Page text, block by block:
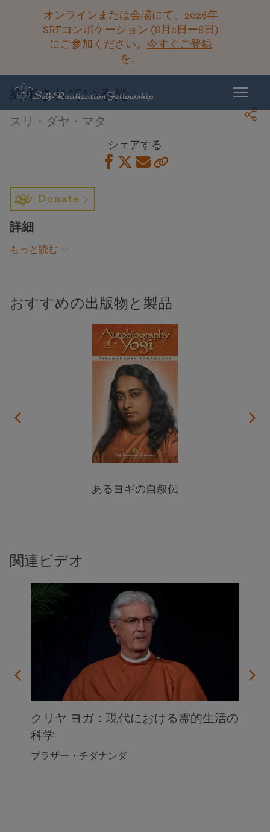
オンラインまたは会場にて、2026年
SRFコンボケーション (8月2日ー8日)
にご参加ください。 今すぐご登録
を。
ライブラリーに戻る
約束されている光
スリ・ダヤ・マタ
シェアする
Donate
詳細
もっと読む
おすすめの出版物と製品
あるヨギの自叙伝
関連ビデオ
クリヤ ヨガ：現代における霊的生活の
科学
ブラザー・チダナンダ